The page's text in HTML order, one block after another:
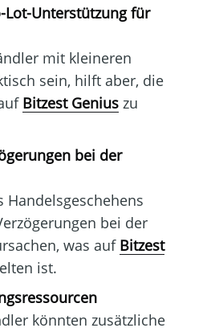
Lot-Unterstützung für
mit kleineren
sein, hilft aber, die
Bitzest Geniuszu
bei der
Handelsgeschehens
bei der
was auf Bitzest
ist.
könnten zusätzliche